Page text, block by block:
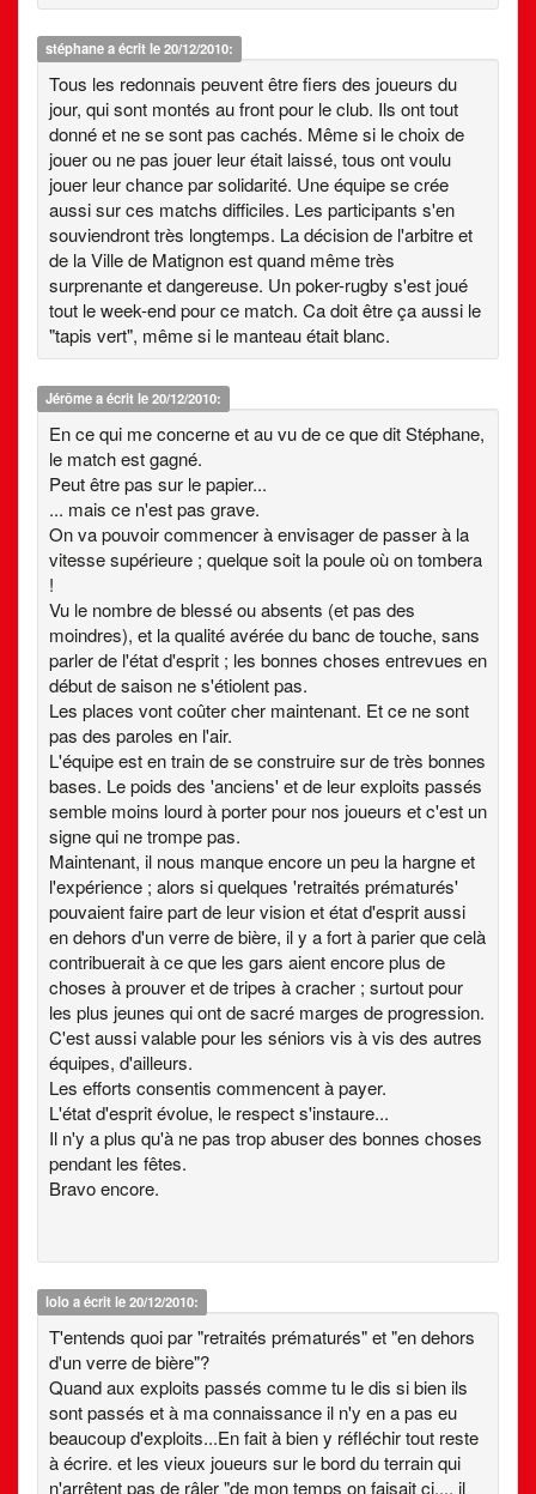
stéphanea écrit le 20/12/2010:
Tous les redonnais peuvent être fiers des joueurs du
jour, qui sont montés au front pour le club. Ils ont tout
donné et ne se sont pas cachés. Même si le choix de
jouer ou ne pas jouer leur était laissé, tous ont voulu
jouer leur chance par solidarité. Une équipe se crée
aussi sur ces matchs difficiles. Les participants s'en
souviendront très longtemps. La décision de l'arbitre et
de la Ville de Matignon est quand même très
surprenante et dangereuse. Un poker-rugby s'est joué
tout le week-end pour ce match. Ca doit être ça aussi le
"tapis vert", même si le manteau était blanc.
Jérômea écrit le 20/12/2010:
En ce qui me concerne et au vu de ce que dit Stéphane,
le match est gagné.
Peut être pas sur le papier...
... mais ce n'est pas grave.
On va pouvoir commencer à envisager de passer à la
vitesse supérieure ; quelque soit la poule où on tombera
!
Vu le nombre de blessé ou absents (et pas des
moindres), et la qualité avérée du banc de touche, sans
parler de l'état d'esprit ; les bonnes choses entrevues en
début de saison ne s'étiolent pas.
Les places vont coûter cher maintenant. Et ce ne sont
pas des paroles en l'air.
L'équipe est en train de se construire sur de très bonnes
bases. Le poids des 'anciens' et de leur exploits passés
semble moins lourd à porter pour nos joueurs et c'est un
signe qui ne trompe pas.
Maintenant, il nous manque encore un peu la hargne et
l'expérience ; alors si quelques 'retraités prématurés'
pouvaient faire part de leur vision et état d'esprit aussi
en dehors d'un verre de bière, il y a fort à parier que celà
contribuerait à ce que les gars aient encore plus de
choses à prouver et de tripes à cracher ; surtout pour
les plus jeunes qui ont de sacré marges de progression.
C'est aussi valable pour les séniors vis à vis des autres
équipes, d'ailleurs.
Les efforts consentis commencent à payer.
L'état d'esprit évolue, le respect s'instaure...
Il n'y a plus qu'à ne pas trop abuser des bonnes choses
pendant les fêtes.
Bravo encore.
loloa écrit le 20/12/2010:
T'entends quoi par "retraités prématurés" et "en dehors
d'un verre de bière"?
Quand aux exploits passés comme tu le dis si bien ils
sont passés et à ma connaissance il n'y en a pas eu
beaucoup d'exploits...En fait à bien y réfléchir tout reste
à écrire. et les vieux joueurs sur le bord du terrain qui
n'arrêtent pas de râler "de mon temps on faisait ci.... il